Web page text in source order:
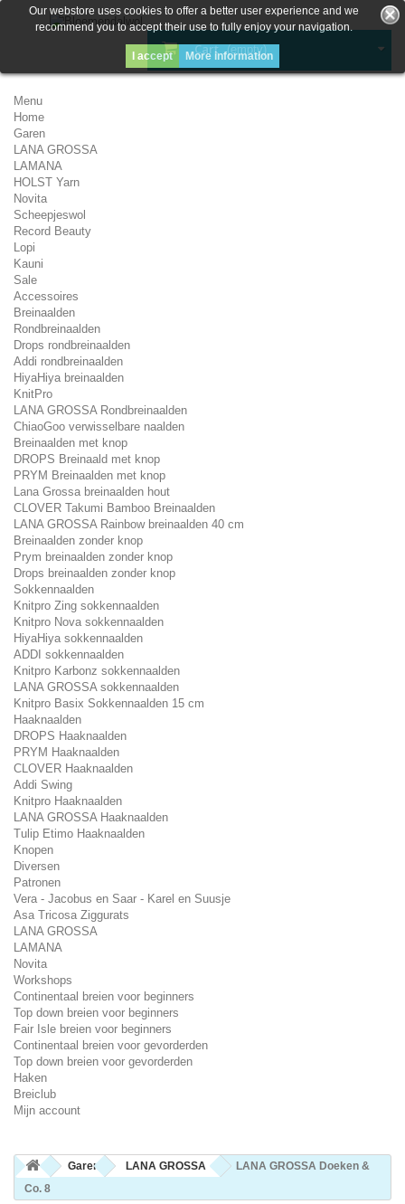
Cart (empty)
Menu
Home
Garen
LANA GROSSA
LAMANA
HOLST Yarn
Novita
Scheepjeswol
Record Beauty
Lopi
Kauni
Sale
Accessoires
Breinaalden
Rondbreinaalden
Drops rondbreinaalden
Addi rondbreinaalden
HiyaHiya breinaalden
KnitPro
LANA GROSSA Rondbreinaalden
ChiaoGoo verwisselbare naalden
Breinaalden met knop
DROPS Breinaald met knop
PRYM Breinaalden met knop
Lana Grossa breinaalden hout
CLOVER Takumi Bamboo Breinaalden
LANA GROSSA Rainbow breinaalden 40 cm
Breinaalden zonder knop
Prym breinaalden zonder knop
Drops breinaalden zonder knop
Sokkennaalden
Knitpro Zing sokkennaalden
Knitpro Nova sokkennaalden
HiyaHiya sokkennaalden
ADDI sokkennaalden
Knitpro Karbonz sokkennaalden
LANA GROSSA sokkennaalden
Knitpro Basix Sokkennaalden 15 cm
Haaknaalden
DROPS Haaknaalden
PRYM Haaknaalden
CLOVER Haaknaalden
Addi Swing
Knitpro Haaknaalden
LANA GROSSA Haaknaalden
Tulip Etimo Haaknaalden
Knopen
Diversen
Patronen
Vera - Jacobus en Saar - Karel en Suusje
Asa Tricosa Ziggurats
LANA GROSSA
LAMANA
Novita
Workshops
Continentaal breien voor beginners
Top down breien voor beginners
Fair Isle breien voor beginners
Continentaal breien voor gevorderden
Top down breien voor gevorderden
Haken
Breiclub
Mijn account
Our webstore uses cookies to offer a better user experience and we
recommend you to accept their use to fully enjoy your navigation.
I accept More information
Garen LANA GROSSA
LANA GROSSA Doeken &
Co. 8